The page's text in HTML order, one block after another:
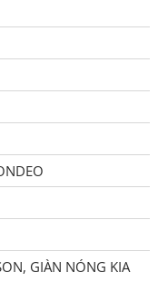
GIÀN NÓNG KIA